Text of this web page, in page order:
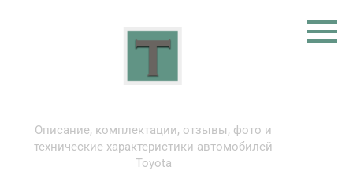
Описание, комплектации, отзывы, фото и
технические характеристики автомобилей
Toyota